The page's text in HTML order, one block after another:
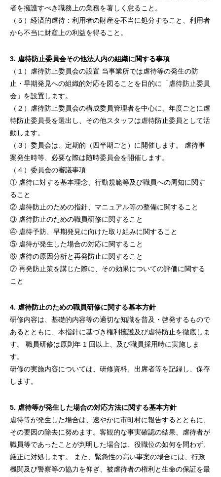
者を擁護すべき職務上の業務を著しく怠ること。
（５）経済的虐待：利用者の財産を不当に処分すること、利用者
から不当に財産上の利益を得ること。
3. 虐待防止委員会その他法人内の組織に関する事項
（１）虐待防止委員会の設置 当事業所では虐待等の発生の防
止・早期発見への組織的対応を図ることを目的に「虐待防止委員
会」を設置します。
（２）虐待防止委員会の構成委員管理者を中心に、年度ごとに虐
待防止委員長を選出し、その他スタッフは虐待防止委員として活
動します。
（３）委員会は、定期的（四半期ごと）に開催します。 虐待事
案発生時等、必要な際は随時委員会を開催します。
（４）委員会の審議事項
① 虐待に対する基本理念、行動規範等及び職員への周知に関す
ること
② 虐待防止のための指針、マニュアル等の整備に関すること
③ 虐待防止のための職員研修に関すること
④ 虐待予防、早期発見に向けた取り組みに関すること
⑤ 虐待が発生した場合の対応に関すること
⑥ 虐待の原因分析と再発防止に関すること
⑦ 再発防止策を講じた際に、その効果についての評価に関する
こと
4. 虐待防止のための職員研修に関する基本方針
研修内容は、基礎的内容等の適切な知識を普及・啓発するもので
あるとともに、本指針に基づき権利擁護及び虐待防止を徹底しま
す。 職員研修は原則年 1 回以上、及び職員採用時に実施しま
す。
研修の実施内容については、研修資料、出席者等を記録し、保存
します。
5. 虐待等が発生した場合の対応方法に関する基本方針
虐待等が発生した場合は、速やかに市町村に報告するとともに、
その要因の除去に努めます。客観的な事実確認の結果、虐待者が
職員等であったことが判明した場合は、役職位の如何を問わず、
厳正に対処します。 また、緊急性の高い事案の場合には、行政
機関及び警察等の協力を仰ぎ、被虐待者の権利と生命の保証を最